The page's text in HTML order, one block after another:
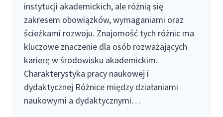
instytucji akademickich, ale różnią się
zakresem obowiązków, wymaganiami oraz
ścieżkami rozwoju. Znajomość tych różnic ma
kluczowe znaczenie dla osób rozważających
karierę w środowisku akademickim.
Charakterystyka pracy naukowej i
dydaktycznej Różnice między działaniami
naukowymi a dydaktycznymi…